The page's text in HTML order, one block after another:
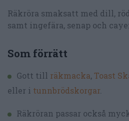
Räkröra smaksatt med dill,
samt ingefära, senap och
Som förrätt
Gott till räkmacka, Toast
eller i tunnbrödskorgar.
Räkröran passar också